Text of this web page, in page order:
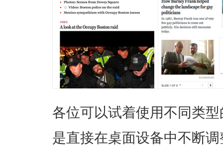
各位可以试着使用不同类
是直接在桌面设备中不断